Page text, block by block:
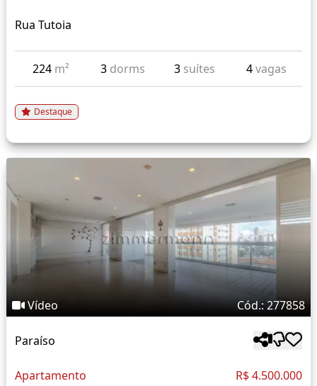
Rua Tutoia
224 m² 3 dorms 3 suítes 4vagas
Destaque
Vídeo Cód.: 277858
Paraíso
Apartamento R$ 4.500.000